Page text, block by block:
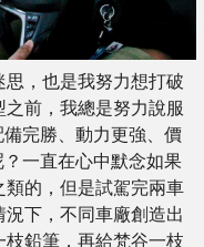
，也是我努力想打破
前，我總是努力說服
完勝、動力更強、價
一直在心中默念如果
的，但是試駕完兩車
下，不同車廠創造出
鉛筆，再給梵谷一枝